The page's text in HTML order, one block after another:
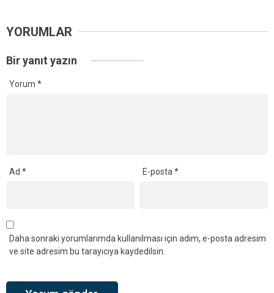
YORUMLAR
Bir yanıt yazın
Yorum *
Ad * E-posta*
Daha sonraki yorumlarımda kullanılması için adım, e-posta adresim
ve site adresim bu tarayıcıya kaydedilsin.